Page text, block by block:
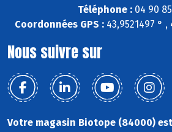
Téléphone : 04 90
Coordonnées GPS : 43,9521497 ° ,
Nous suivre sur
Votre magasin Biotope (84000)